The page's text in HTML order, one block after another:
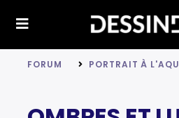
FORUM PORTRAIT À